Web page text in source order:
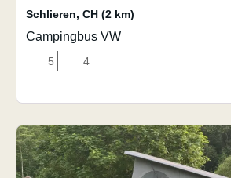
Schlieren, CH (2 km)
Campingbus VW
5 4